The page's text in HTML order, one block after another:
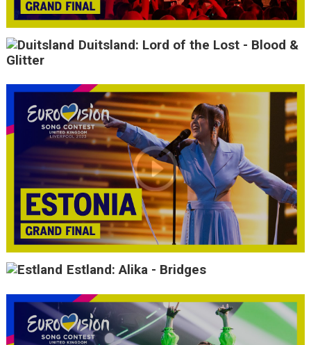
Duitsland: Lord of the Lost - Blood &
Glitter
Estland: Alika - Bridges